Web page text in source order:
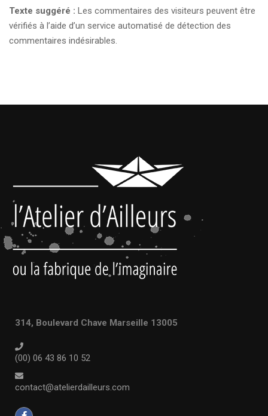
Texte suggéré : Les commentaires des visiteurs peuvent être
vérifiés à l’aide d’un service automatisé de détection des
commentaires indésirables.
314, Boulevard Chave Marseille 13005
(00) 06 43 86 10 52
contact@atelierdailleurs.com